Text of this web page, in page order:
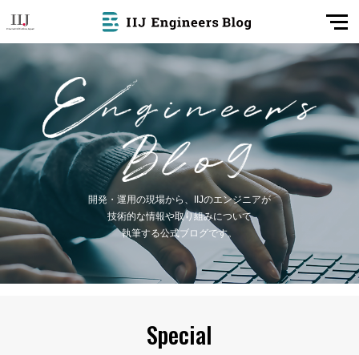
開発・運用の現場から、IIJのエンジニアが
技術的な情報や取り組みについて
執筆する公式ブログです。
Special